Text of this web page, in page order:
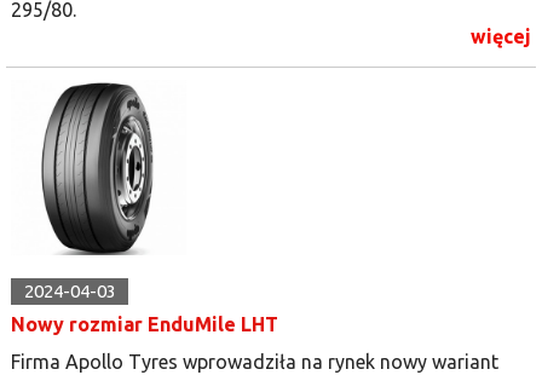
295/80.
więcej
2024-04-03
Nowy rozmiar EnduMile LHT
Firma Apollo Tyres wprowadziła na rynek nowy wariant